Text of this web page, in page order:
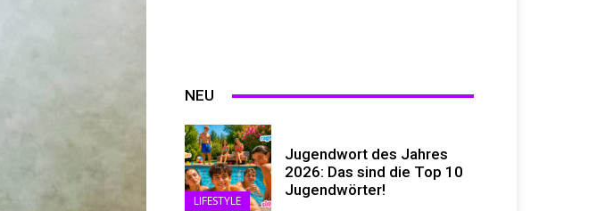
NEU
LIFESTYLE
Jugendwort des Jahres
2026: Das sind die Top 10
Jugendwörter!